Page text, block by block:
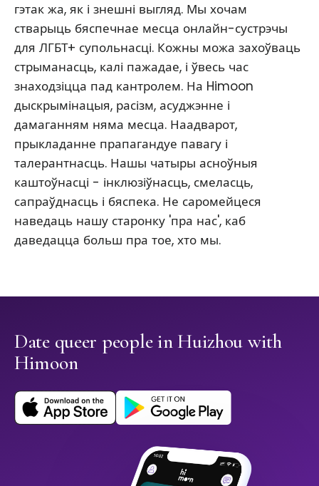
гэтак жа, як і знешні выгляд. Мы хочам
стварыць бяспечнае месца онлайн-сустрэчы
для ЛГБТ+ супольнасці. Кожны можа захоўваць
стрыманасць, калі пажадае, і ўвесь час
знаходзіцца пад кантролем. На Himoon
дыскрымінацыя, расізм, асуджэнне і
дамаганням няма месца. Наадварот,
прыкладанне прапагандуе павагу і
талерантнасць. Нашы чатыры асноўныя
каштоўнасці - інклюзіўнасць, смеласць,
сапраўднасць і бяспека. Не саромейцеся
наведаць нашу старонку 'пра нас', каб
даведацца больш пра тое, хто мы.
Date queer people in Huizhou with
Himoon